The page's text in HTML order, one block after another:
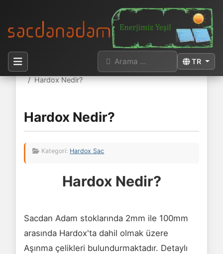
Dilinizi seçin
TR
Arama
Buradasınız:
Fiyat & Bilgi
Hardox Nedir?
Hardox Nedir?
Kategori: Hardox Sac
Hardox Nedir?
Sacdan Adam stoklarında 2mm ile 100mm
arasında Hardox'ta dahil olmak üzere
Aşınma çelikleri bulundurmaktadır. Detaylı